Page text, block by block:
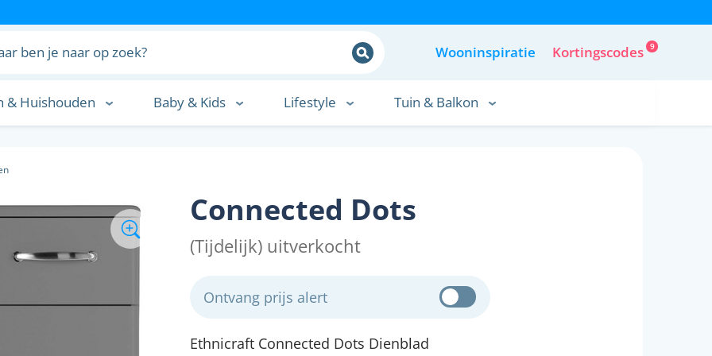
Wooninspiratie Kortingscodes 9
& Huishouden Baby & Kids Lifestyle Tuin & Balkon
Connected Dots
(Tijdelijk) uitverkocht
Ontvang prijs alert
Ethnicraft Connected Dots Dienblad